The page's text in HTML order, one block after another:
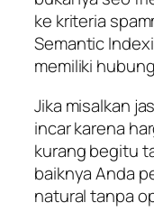
ke kriteria
Semantic
memiliki
Jika misalkan
incar karena
kurang begitu
baiknya Anda
natural tanpa